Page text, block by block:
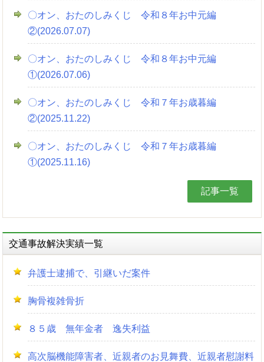
〇オン、おたのしみくじ 令和８年お中元編
②(2026.07.07)
〇オン、おたのしみくじ 令和８年お中元編
①(2026.07.06)
〇オン、おたのしみくじ 令和７年お歳暮編
②(2025.11.22)
〇オン、おたのしみくじ 令和７年お歳暮編
①(2025.11.16)
記事一覧
交通事故解決実績一覧
弁護士逮捕で、引継いだ案件
胸骨複雑骨折
８５歳 無年金者 逸失利益
高次脳機能障害者、近親者のお見舞費、近親者慰謝料